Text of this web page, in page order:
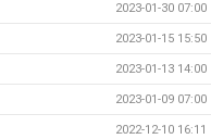
2023-01-30 07:00
2023-01-15 15:50
2023-01-13 14:00
2023-01-09 07:00
2022-12-10 16:11